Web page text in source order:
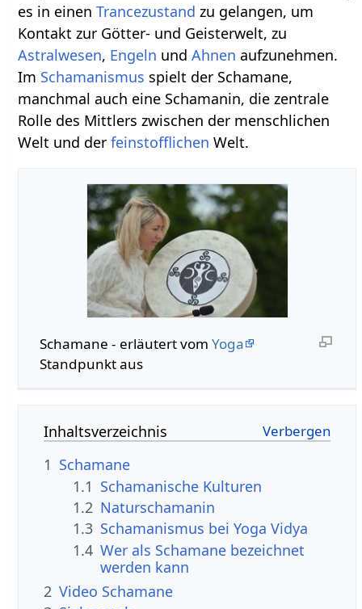
es in einenTrancezustand zu gelangen, um
Kontakt zur Götter- und Geisterwelt, zu
Astralwesen, Engeln undAhnen aufzunehmen.
Im Schamanismus spielt der Schamane,
manchmal auch eine Schamanin, die zentrale
Rolle des Mittlers zwischen der menschlichen
Welt und derfeinstofflichen Welt.
Schamane - erläutert vom Yoga
Standpunkt aus
Inhaltsverzeichnis
1 Schamane
1.1 Schamanische Kulturen
1.2 Naturschamanin
1.3 Schamanismus bei Yoga Vidya
1.4 Wer als Schamane bezeichnet
werden kann
2 Video Schamane